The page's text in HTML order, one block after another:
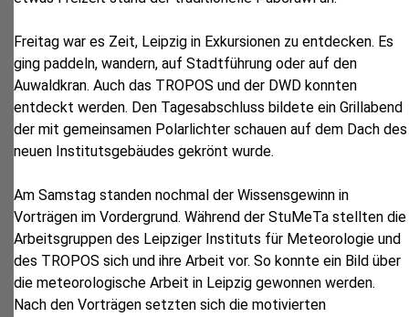
Freitag war es Zeit, Leipzig in Exkursionen zu entdecken. Es
ging paddeln, wandern, auf Stadtführung oder auf den
Auwaldkran. Auch das TROPOS und der DWD konnten
entdeckt werden. Den Tagesabschluss bildete ein Grillabend
der mit gemeinsamen Polarlichter schauen auf dem Dach des
neuen Institutsgebäudes gekrönt wurde.
Am Samstag standen nochmal der Wissensgewinn in
Vorträgen im Vordergrund. Während der StuMeTa stellten die
Arbeitsgruppen des Leipziger Instituts für Meteorologie und
des TROPOS sich und ihre Arbeit vor. So konnte ein Bild über
die meteorologische Arbeit in Leipzig gewonnen werden.
Nach den Vorträgen setzten sich die motivierten